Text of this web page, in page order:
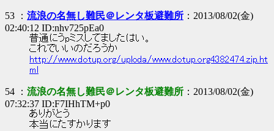
53 ： 流浪の名無し難民＠レンタ板避難所 ：2013/08/02(金)
02:40:12 ID:nhv725pEa0
普通にうpミスしてましたはい。
これでいいのだろうか
http://www.dotup.org/uploda/www.dotup.org4382474.zip.ht
ml
54 ： 流浪の名無し難民＠レンタ板避難所 ：2013/08/02(金)
07:32:37 ID:F7IHhTM+p0
ありがとう
本当にたすかります